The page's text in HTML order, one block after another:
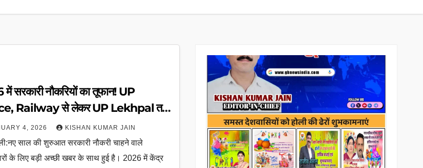
सरकारी नौकरियों का तूफान! UP
Railway से लेकर UP Lekhpal तक
पदों के लिए drive शुरू
4, 2026 KISHAN KUMAR JAIN
साल की शुरुआत सरकारी नौकरी चाहने वाले
के लिए बड़ी अच्छी खबर के साथ हुई है। 2026 में केंद्र